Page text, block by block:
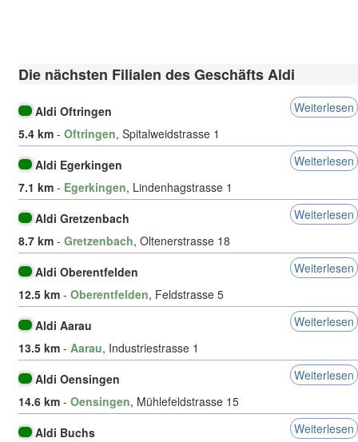
Die nächsten Filialen des Geschäfts Aldi
Aldi Oftringen
Weiterlesen
5.4 km - Oftringen, Spitalweidstrasse 1
Aldi Egerkingen
Weiterlesen
7.1 km - Egerkingen, Lindenhagstrasse 1
Aldi Gretzenbach
Weiterlesen
8.7 km - Gretzenbach, Oltenerstrasse 18
Aldi Oberentfelden
Weiterlesen
12.5 km - Oberentfelden, Feldstrasse 5
Aldi Aarau
Weiterlesen
13.5 km - Aarau, Industriestrasse 1
Aldi Oensingen
Weiterlesen
14.6 km - Oensingen, Mühlefeldstrasse 15
Aldi Buchs
Weiterlesen